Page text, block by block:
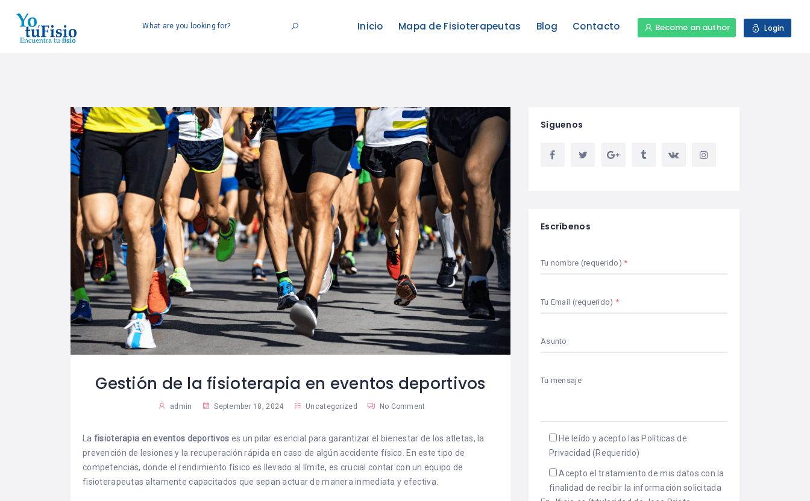
What are you looking for? Inicio Mapa de Fisioterapeutas Blog Contacto Become an author Login
Gestión de la fisioterapia en eventos deportivos
admin September 18, 2024 Uncategorized No Comment
La fisioterapia en eventos deportivos es un pilar esencial para garantizar el bienestar de los atletas, la
prevención de lesiones y la recuperación rápida en caso de algún accidente físico. En este tipo de
competencias, donde el rendimiento físico es llevado al límite, es crucial contar con un equipo de
fisioterapeutas altamente capacitados que sepan actuar de manera inmediata y efectiva.
Síguenos
Escríbenos
Tu nombre (requerido)
Tu Email (requerido)
Asunto
Tu mensaje
He leído y acepto las Políticas de
Privacidad (Requerido)
Acepto el tratamiento de mis datos con la
finalidad de recibir la información solicitada